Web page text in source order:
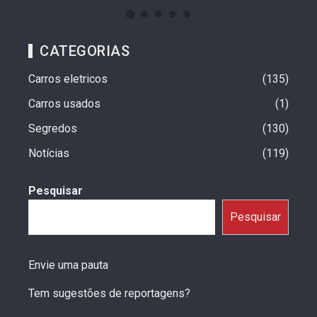
CATEGORIAS
Carros eletricos
135
Carros usados
1
Segredos
130
Notícias
119
Pesquisar
Pesquisar
Envie uma pauta
Tem sugestões de reportagens?